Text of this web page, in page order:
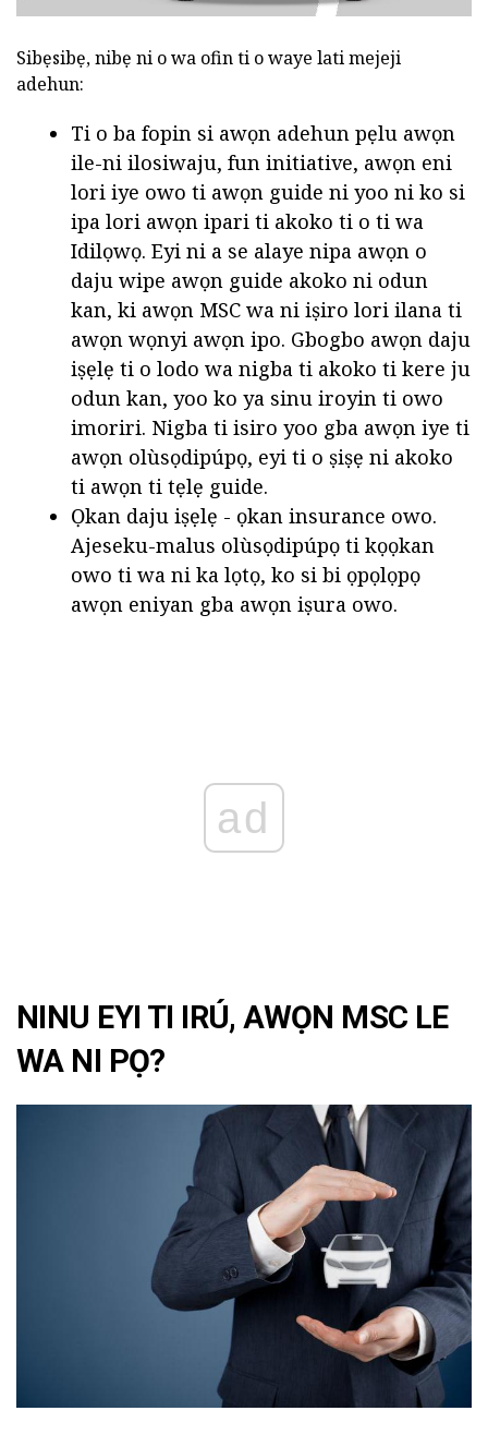
Sibẹsibẹ, nibẹ ni o wa ofin ti o waye lati mejeji
adehun:
Ti o ba fopin si awọn adehun pẹlu awọn
ile-ni ilosiwaju, fun initiative, awọn eni
lori iye owo ti awọn guide ni yoo ni ko si
ipa lori awọn ipari ti akoko ti o ti wa
Idilọwọ. Eyi ni a se alaye nipa awọn o
daju wipe awọn guide akoko ni odun
kan, ki awọn MSC wa ni iṣiro lori ilana ti
awọn wọnyi awọn ipo. Gbogbo awọn daju
iṣẹlẹ ti o lodo wa nigba ti akoko ti kere ju
odun kan, yoo ko ya sinu iroyin ti owo
imoriri. Nigba ti isiro yoo gba awọn iye ti
awọn olùsọdipúpọ, eyi ti o ṣiṣẹ ni akoko
ti awọn ti tẹlẹ guide.
Ọkan daju iṣẹlẹ - ọkan insurance owo.
Ajeseku-malus olùsọdipúpọ ti kọọkan
owo ti wa ni ka lọtọ, ko si bi ọpọlọpọ
awọn eniyan gba awọn iṣura owo.
ad
NINU EYI TI IRÚ, AWỌN MSC LE
WA NI PỌ?